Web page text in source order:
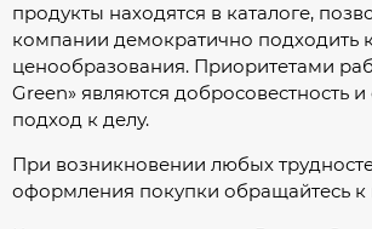
продукты находятся в каталоге,
компании демократично подходить
ценообразования. Приоритетами
Green» являются добросовестность и
подход к делу.
При возникновении любых
оформления покупки обращайтесь к